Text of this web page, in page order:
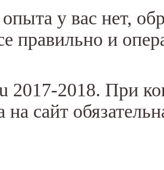
опыта у вас нет,
правильно и
2017-2018. При
на сайт